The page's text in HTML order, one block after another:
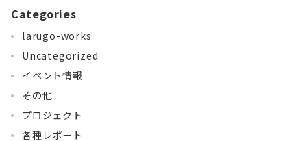
Categories
larugo-works
Uncategorized
イベント情報
その他
プロジェクト
各種レポート